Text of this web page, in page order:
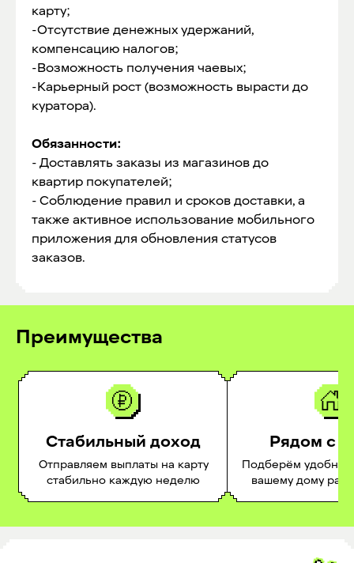
карту;
-Отсутствие денежных удержаний,
компенсацию налогов;
-Возможность получения чаевых;
-Карьерный рост (возможность вырасти до
куратора).
Обязанности:
- Доставлять заказы из магазинов до
квартир покупателей;
- Соблюдение правил и сроков доставки, а
также активное использование мобильного
приложения для обновления статусов
заказов.
Преимущества
Стабильный доход
Отправляем выплаты на карту
стабильно каждую неделю
Рядом с
Подберём удобное
вашему дому